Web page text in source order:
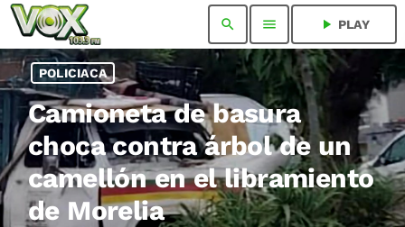
search menu play_arrow PLAY
POLICIACA
Camioneta de basura
choca contra árbol de un
camellón en el libramiento
de Morelia